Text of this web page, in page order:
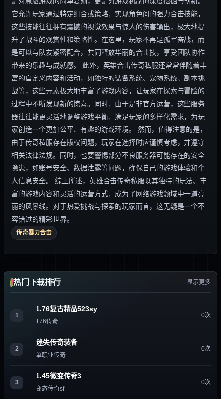
它允许玩家通过特定组合或策略，实现角色间的强力合击技能，
这些技能往往拥有震撼的视觉效果与惊人的伤害输出，极大地提
升了战斗的观赏性和策略性。在这里，玩家不再是孤军奋战，而
是可以与队友紧密配合，共同释放华丽的合击技，享受团队协作
带来的乐趣与成就感。 此外，英雄合击传奇私服还常常伴随着丰
富的自定义内容和活动，如独特的装备系统、宠物系统、副本挑
战等，这些元素极大地丰富了游戏内容，让玩家在探索与冒险的
过程中不断发现新的惊喜。同时，由于是非官方运营，这些服务
器往往能更灵活地调整游戏平衡，满足玩家的多样化需求，为玩
家创造一个更加公平、有趣的游戏环境。 然而，值得注意的是，
由于传奇私服存在版权问题，玩家在选择时应谨慎考虑，并遵守
相关法律法规。同时，也要警惕部分不良服务器可能存在的安全
隐患，如账号安全、数据泄露等问题，确保自己的游戏体验和个
人信息安全。 综上所述，英雄合击传奇私服以其独特的玩法、丰
富的游戏内容和灵活的运营方式，成为了网络游戏领域中一道亮
丽的风景线。对于热爱挑战与探索的玩家而言，这无疑是一个不
容错过的精彩世界。
传奇暴力合击
热门下载排行 显示更多
1
1.76复古精品523sy
176传奇
0次
2
迷失传奇装备
单职业传奇
0次
3
1.45微变传奇3
变态传奇sf
0次